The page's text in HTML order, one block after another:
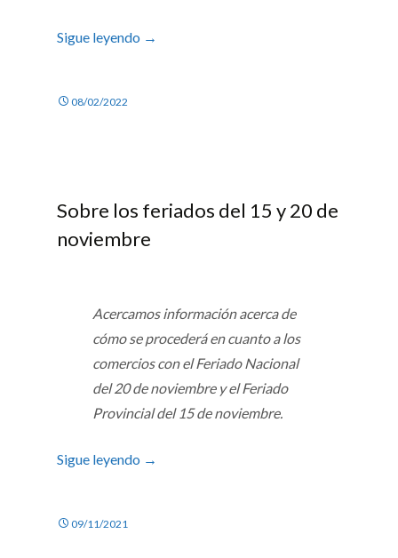
Sigue leyendo →
08/02/2022
Sobre los feriados del 15 y 20 de
noviembre
Acercamos información acerca de
cómo se procederá en cuanto a los
comercios con el Feriado Nacional
del 20 de noviembre y el Feriado
Provincial del 15 de noviembre.
Sigue leyendo →
09/11/2021